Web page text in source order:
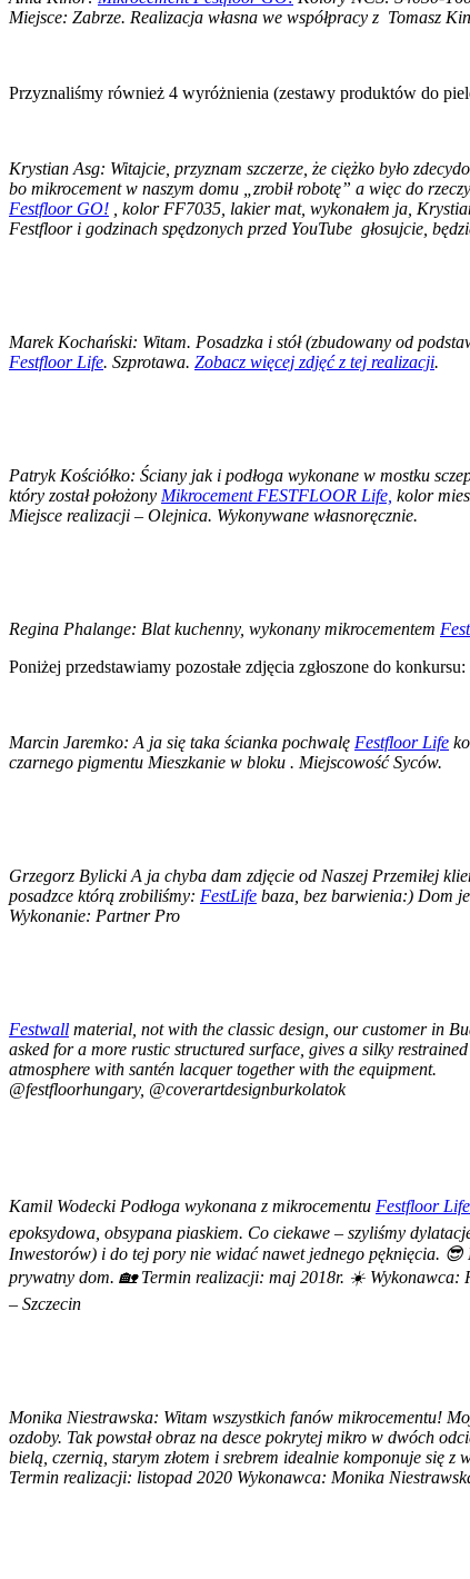
Miejsce: Zabrze. Realizacja własna we współpracy z Tomasz
Przyznaliśmy również 4 wyróżnienia (zestawy produktów do
Krystian Asg: Witajcie, przyznam szczerze, że ciężko było
bo mikrocement w naszym domu „zrobił robotę” a więc do
Festfloor GO! , kolor FF7035, lakier mat, wykonałem ja,
Festfloor i godzinach spędzonych przed YouTube głosujcie,
Marek Kochański: Witam. Posadzka i stół (zbudowany od
Festfloor Life. Szprotawa. Zobacz więcej zdjęć z tej realizacji.
Patryk Kościółko: Ściany jak i podłoga wykonane w mostku
który został położony Mikrocement FESTFLOOR Life, kolor
Miejsce realizacji – Olejnica. Wykonywane własnoręcznie.
Regina Phalange: Blat kuchenny, wykonany mikrocementem
Poniżej przedstawiamy pozostałe zdjęcia zgłoszone do konkursu:
Marcin Jaremko: A ja się taka ścianka pochwalę Festfloor Life
czarnego pigmentu Mieszkanie w bloku . Miejscowość Syców.
Grzegorz Bylicki A ja chyba dam zdjęcie od Naszej Przemiłej
posadzce którą zrobiliśmy: FestLife baza, bez barwienia:) Dom
Wykonanie: Partner Pro
Festwall material, not with the classic design, our customer in
asked for a more rustic structured surface, gives a silky restrained
atmosphere with santén lacquer together with the equipment.
@festfloorhungary, @coverartdesignburkolatok
Kamil Wodecki Podłoga wykonana z mikrocementu Festfloor
epoksydowa, obsypana piaskiem. Co ciekawe – szyliśmy
Inwestorów) i do tej pory nie widać nawet jednego pęknięcia. 😎
prywatny dom. 🏡 Termin realizacji: maj 2018r. ☀️ Wykonawca:
– Szczecin
Monika Niestrawska: Witam wszystkich fanów mikrocementu!
ozdoby. Tak powstał obraz na desce pokrytej mikro w dwóch
bielą, czernią, starym złotem i srebrem idealnie komponuje się
Termin realizacji: listopad 2020 Wykonawca: Monika